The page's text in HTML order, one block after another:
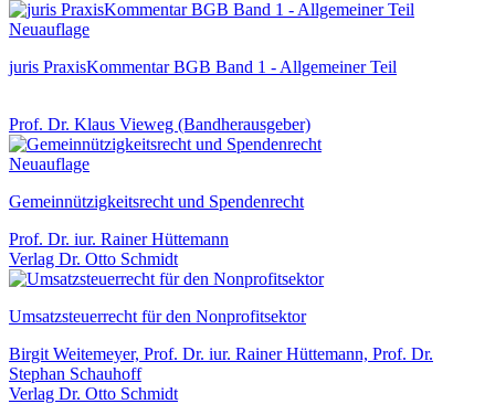
Neuauflage
juris PraxisKommentar BGB Band 1 - Allgemeiner Teil
Prof. Dr. Klaus Vieweg (Bandherausgeber)
Neuauflage
Gemeinnützigkeitsrecht und Spendenrecht
Prof. Dr. iur. Rainer Hüttemann
Verlag Dr. Otto Schmidt
Umsatzsteuerrecht für den Nonprofitsektor
Birgit Weitemeyer, Prof. Dr. iur. Rainer Hüttemann, Prof. Dr.
Stephan Schauhoff
Verlag Dr. Otto Schmidt